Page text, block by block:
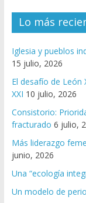
Lo más
Iglesia y pueblos
15 julio, 2026
El desafío de León
XXI 10 julio, 2026
Consistorio:
fracturado 6 julio,
Más liderazgo
junio, 2026
Una “ecología
Un modelo de